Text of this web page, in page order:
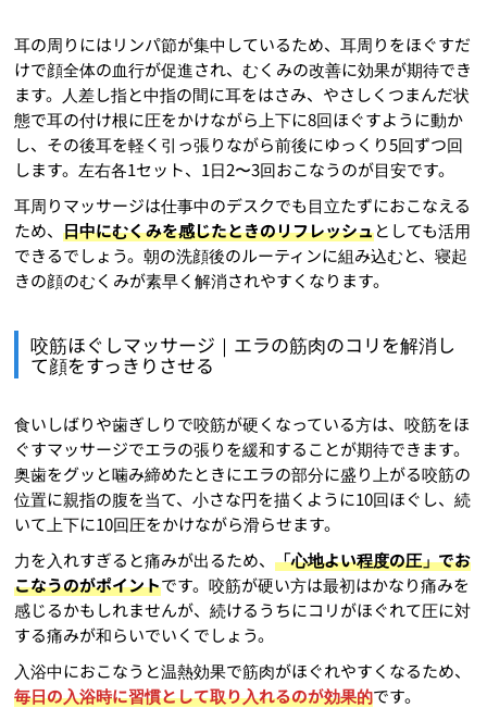
耳の周りにはリンパ節が集中しているため、耳周りをほぐすだ
けで顔全体の血行が促進され、むくみの改善に効果が期待でき
ます。人差し指と中指の間に耳をはさみ、やさしくつまんだ状
態で耳の付け根に圧をかけながら上下に8回ほぐすように動か
し、その後耳を軽く引っ張りながら前後にゆっくり5回ずつ回
します。左右各1セット、1日2〜3回おこなうのが目安です。
耳周りマッサージは仕事中のデスクでも目立たずにおこなえる
ため、日中にむくみを感じたときのリフレッシュとしても活用
できるでしょう。朝の洗顔後のルーティンに組み込むと、寝起
きの顔のむくみが素早く解消されやすくなります。
咬筋ほぐしマッサージ｜エラの筋肉のコリを解消し
て顔をすっきりさせる
食いしばりや歯ぎしりで咬筋が硬くなっている方は、咬筋をほ
ぐすマッサージでエラの張りを緩和することが期待できます。
奥歯をグッと噛み締めたときにエラの部分に盛り上がる咬筋の
位置に親指の腹を当て、小さな円を描くように10回ほぐし、続
いて上下に10回圧をかけながら滑らせます。
力を入れすぎると痛みが出るため、「心地よい程度の圧」でお
こなうのがポイントです。咬筋が硬い方は最初はかなり痛みを
感じるかもしれませんが、続けるうちにコリがほぐれて圧に対
する痛みが和らいでいくでしょう。
入浴中におこなうと温熱効果で筋肉がほぐれやすくなるため、
毎日の入浴時に習慣として取り入れるのが効果的です。